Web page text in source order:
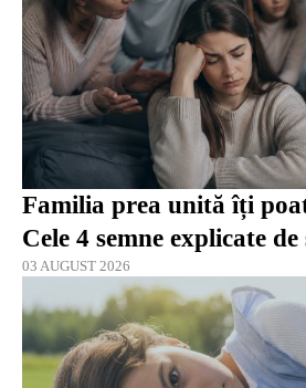
Familia prea unită îți
Cele 4 semne explicate
03 AUGUST 2026